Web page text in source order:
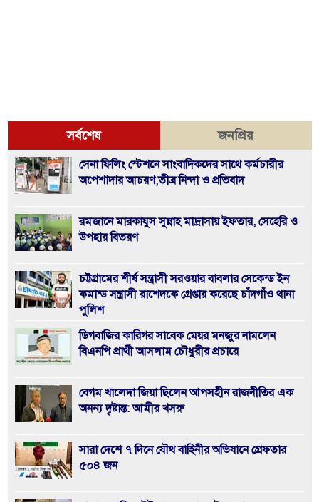
সর্বশেষ জনপ্রিয়
সেনা ফিলিং স্টেশনে সাংবাদিকদের সাথে কর্মচারীর
অপেশাদার আচরণ,তীব্র নিন্দা ও প্রতিবাদ
রমজানে মারকাযুস সুন্নাহ মাদ্রাসায় ইফতার, সেহেরি ও
উপহার বিতরণ
চট্টগ্রামের শীর্ষ সন্ত্রাসী সরওয়ার বাবলার সেকেন্ড ইন
কমান্ড সন্ত্রাসী রাশেদকে গ্রেপ্তার করেছে চাঁদগাঁও থানা
পুলিশ
ডিগবাজির কারিগর সাবেক মেয়র মনজুর নামলেন
বিএনপি প্রার্থী আসলাম চৌধুরীর প্রচারে
বেগম খালেদা জিয়া ছিলেন আপসহীন রাজনীতির এক
অনন্য দৃষ্টান্ত: আমীর খসরু
সারা দেশে ৭ দিনে যৌথ বাহিনীর অভিযানে গ্রেফতার
৫০৪ জন